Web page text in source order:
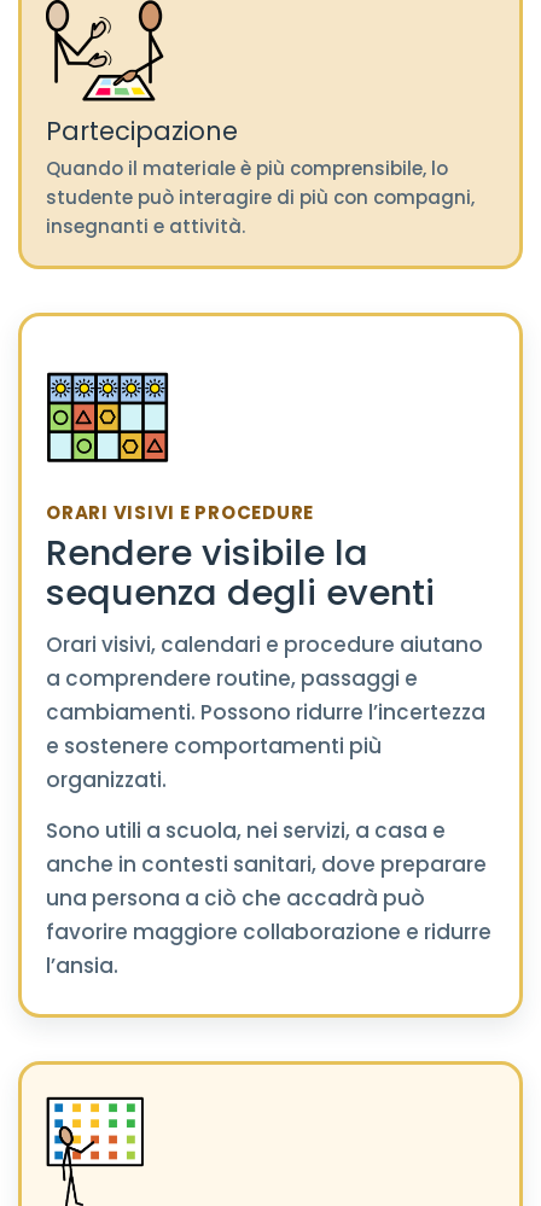
Partecipazione
Quando il materiale è più comprensibile, lo
studente può interagire di più con compagni,
insegnanti e attività.
ORARI VISIVI E PROCEDURE
Rendere visibile la
sequenza degli eventi
Orari visivi, calendari e procedure aiutano
a comprendere routine, passaggi e
cambiamenti. Possono ridurre l’incertezza
e sostenere comportamenti più
organizzati.
Sono utili a scuola, nei servizi, a casa e
anche in contesti sanitari, dove preparare
una persona a ciò che accadrà può
favorire maggiore collaborazione e ridurre
l’ansia.